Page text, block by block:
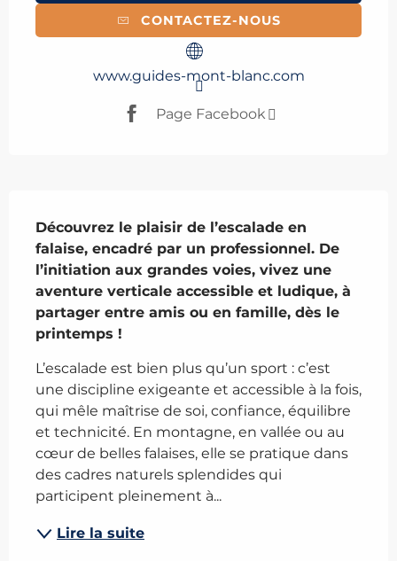
CONTACTEZ-NOUS
www.guides-mont-blanc.com
Page Facebook
Découvrez le plaisir de l’escalade en
falaise, encadré par un professionnel. De
l’initiation aux grandes voies, vivez une
aventure verticale accessible et ludique, à
partager entre amis ou en famille, dès le
printemps !
L’escalade est bien plus qu’un sport : c’est
une discipline exigeante et accessible à la fois,
qui mêle maîtrise de soi, confiance, équilibre
et technicité. En montagne, en vallée ou au
cœur de belles falaises, elle se pratique dans
des cadres naturels splendides qui
participent pleinement à...
Lire la suite